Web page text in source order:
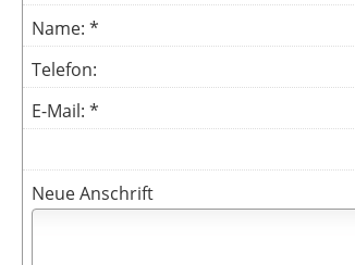
Name: *
Telefon:
E-Mail: *
Neue Anschrift